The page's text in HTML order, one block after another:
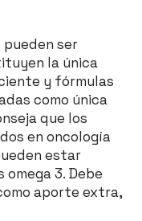
ser
la única
y fórmulas
como única
que los
en oncología
estar
3. Debe
aporte extra,